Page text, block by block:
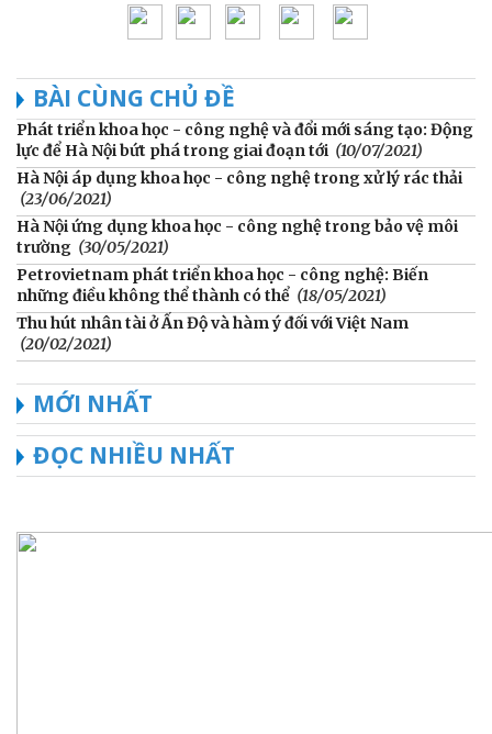
BÀI CÙNG CHỦ ĐỀ
Phát triển khoa học - công nghệ và đổi mới sáng tạo: Động
lực để Hà Nội bứt phá trong giai đoạn tới (10/07/2021)
Hà Nội áp dụng khoa học - công nghệ trong xử lý rác thải
(23/06/2021)
Hà Nội ứng dụng khoa học - công nghệ trong bảo vệ môi
trường (30/05/2021)
Petrovietnam phát triển khoa học - công nghệ: Biến
những điều không thể thành có thể (18/05/2021)
Thu hút nhân tài ở Ấn Độ và hàm ý đối với Việt Nam
(20/02/2021)
MỚI NHẤT
ĐỌC NHIỀU NHẤT